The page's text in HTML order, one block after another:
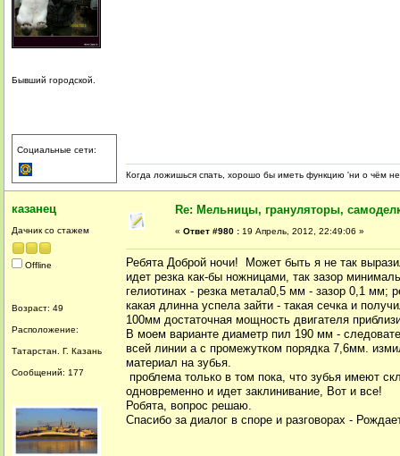
Бывший городской.
Социальные сети:
Когда ложишься спать, хорошо бы иметь функцию 'ни о чём
казанец
Дачник со стажем
Offline
Возраст: 49
Расположение:
Татарстан. Г. Казань
Сообщений: 177
Re: Мельницы, грануляторы,
« Ответ #980 : 19 Апрель, 2012, 22:49:06 »
Ребята Доброй ночи! Может быть я не так
идет резка как-бы ножницами, так зазор
гелиотинах - резка метала0,5 мм - зазор 0,1
какая длинна успела зайти - такая сечка и
100мм достаточная мощность двигателя
В моем варианте диаметр пил 190 мм -
всей линии а с промежутком порядка 7,6мм.
материал на зубья.
проблема только в том пока, что зубья имеют
одновременно и идет заклинивание, Вот и все!
Робята, вопрос решаю.
Спасибо за диалог в споре и разговорах -